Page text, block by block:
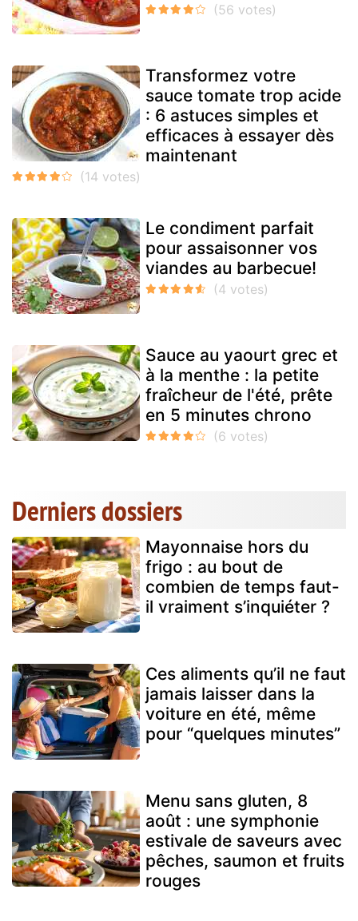
Transformez votre
sauce tomate trop acide
: 6 astuces simples et
efficaces à essayer dès
maintenant
Le condiment parfait
pour assaisonner vos
viandes au barbecue!
Sauce au yaourt grec et
à la menthe : la petite
fraîcheur de l'été, prête
en 5 minutes chrono
Derniers dossiers
Mayonnaise hors du
frigo : au bout de
combien de temps faut-
il vraiment s’inquiéter ?
Ces aliments qu’il ne faut
jamais laisser dans la
voiture en été, même
pour “quelques minutes”
Menu sans gluten, 8
août : une symphonie
estivale de saveurs avec
pêches, saumon et fruits
rouges